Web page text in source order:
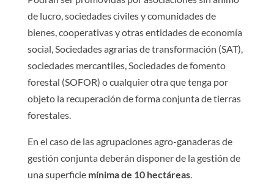
de lucro, sociedades civiles y comunidades de
bienes, cooperativas y otras entidades de economía
social, Sociedades agrarias de transformación (SAT),
sociedades mercantiles, Sociedades de fomento
forestal (SOFOR) o cualquier otra que tenga por
objeto la recuperación de forma conjunta de tierras
forestales.
En el caso de las agrupaciones agro-ganaderas de
gestión conjunta deberán disponer de la gestión de
una superficie mínima de 10 hectáreas.